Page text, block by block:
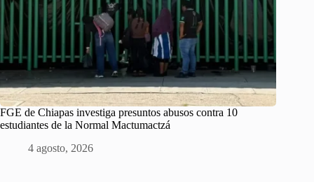
FGE de Chiapas investiga presuntos abusos contra 10
estudiantes de la Normal Mactumactzá
4 agosto, 2026